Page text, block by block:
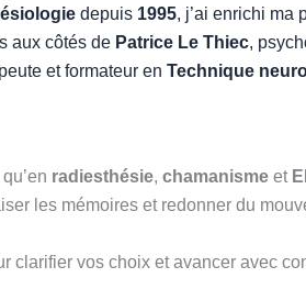
depuis 1995, j’ai enrichi ma
aux côtés de Patrice Le Thiec,
et formateur en Technique
radiesthésie, chamanisme et
les mémoires et redonner du
clarifier vos choix et avancer avec